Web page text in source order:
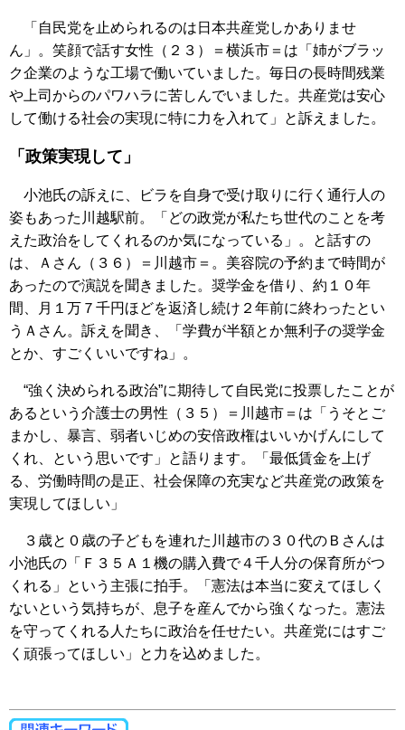
「自民党を止められるのは日本共産党しかありませ
ん」。笑顔で話す女性（２３）＝横浜市＝は「姉がブラッ
ク企業のような工場で働いていました。毎日の長時間残業
や上司からのパワハラに苦しんでいました。共産党は安心
して働ける社会の実現に特に力を入れて」と訴えました。
「政策実現して」
小池氏の訴えに、ビラを自身で受け取りに行く通行人の
姿もあった川越駅前。「どの政党が私たち世代のことを考
えた政治をしてくれるのか気になっている」。と話すの
は、Ａさん（３６）＝川越市＝。美容院の予約まで時間が
あったので演説を聞きました。奨学金を借り、約１０年
間、月１万７千円ほどを返済し続け２年前に終わったとい
うＡさん。訴えを聞き、「学費が半額とか無利子の奨学金
とか、すごくいいですね」。
“強く決められる政治”に期待して自民党に投票したことが
あるという介護士の男性（３５）＝川越市＝は「うそとご
まかし、暴言、弱者いじめの安倍政権はいいかげんにして
くれ、という思いです」と語ります。「最低賃金を上げ
る、労働時間の是正、社会保障の充実など共産党の政策を
実現してほしい」
３歳と０歳の子どもを連れた川越市の３０代のＢさんは
小池氏の「Ｆ３５Ａ１機の購入費で４千人分の保育所がつ
くれる」という主張に拍手。「憲法は本当に変えてほしく
ないという気持ちが、息子を産んでから強くなった。憲法
を守ってくれる人たちに政治を任せたい。共産党にはすご
く頑張ってほしい」と力を込めました。